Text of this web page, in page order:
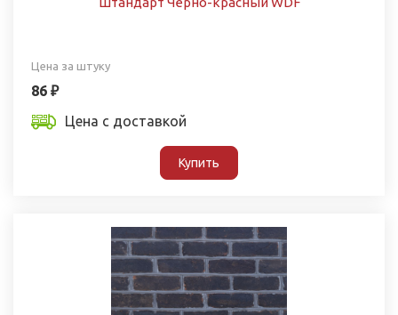
Цена за штуку
86 ₽
Цена с доставкой
Купить